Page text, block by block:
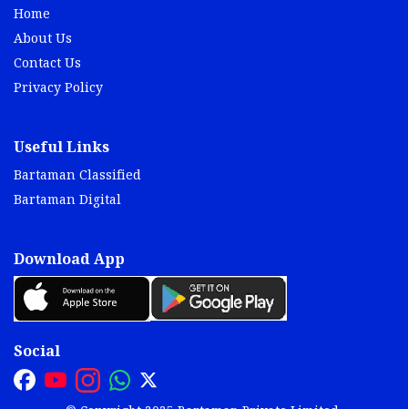
Home
About Us
Contact Us
Privacy Policy
Useful Links
Bartaman Classified
Bartaman Digital
Download App
Social